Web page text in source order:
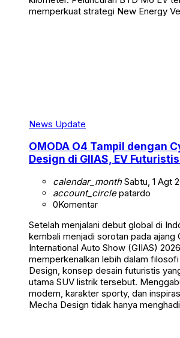
memperkuat strategi New Energy
News Update
OMODA O4 Tampil dengan
Design di GIIAS, EV
calendar_monthSabtu, 1 Agt
account_circlepatardo
0Komentar
Setelah menjalani debut global di
kembali menjadi sorotan pada ajang
International Auto Show (GIIAS)
memperkenalkan lebih dalam
Design, konsep desain futuristis
utama SUV listrik tersebut.
modern, karakter sporty, dan
Mecha Design tidak hanya